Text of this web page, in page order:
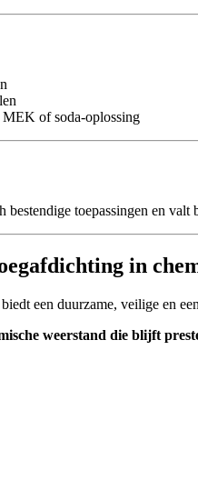
of soda-oplossing
toepassingen en
in
biedt een duurzame, veilige en
weerstand die blijft